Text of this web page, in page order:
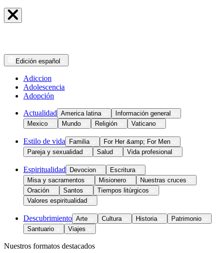
Edición español
Adiccion
Adolescencia
Adopción
Actualidad America latina
Información general
Mexico
Mundo Religión Vaticano
Estilo de vida Familia
For Her &amp; For Men
Pareja y sexualidad
Salud Vida profesional
Espiritualidad Devocion
Escritura
Misa y sacramentos
Misionero
Nuestras cruces
Oración
Santos
Tiempos litúrgicos
Valores espiritualidad
Descubrimiento Arte Cultura Historia
Patrimonio
Santuario
Viajes
Nuestros formatos destacados